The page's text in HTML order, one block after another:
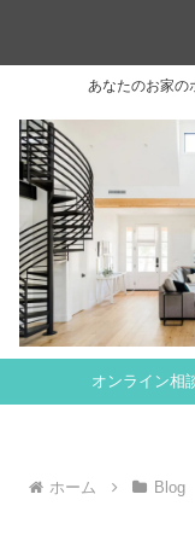
あなたのお家の
オンライン相
ホーム Blog